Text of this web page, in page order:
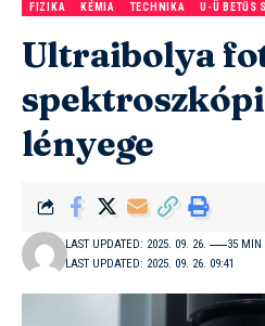
FIZIKA KÉMIA TECHNIKA U-Ü BETŰS
Ultraibolya
lényege
LAST UPDATED: 2025. 09. 26. 09:41
LAST UPDATED: 2025. 09. 26. 35 MIN